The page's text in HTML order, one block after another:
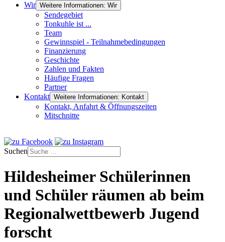
Wir Weitere Informationen: Wir
Sendegebiet
Tonkuhle ist ...
Team
Gewinnspiel - Teilnahmebedingungen
Finanzierung
Geschichte
Zahlen und Fakten
Häufige Fragen
Partner
Kontakt Weitere Informationen: Kontakt
Kontakt, Anfahrt & Öffnungszeiten
Mitschnitte
Suchen
Hildesheimer Schülerinnen
und Schüler räumen ab beim
Regionalwettbewerb Jugend
forscht